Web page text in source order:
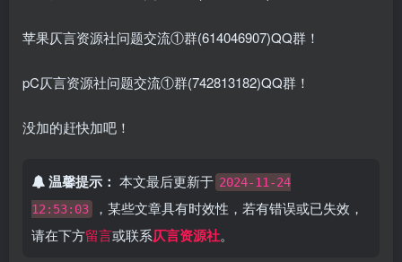
苹果仄言资源社问题交流①群(614046907)QQ群！
pC仄言资源社问题交流①群(742813182)QQ群！
没加的赶快加吧！
温馨提示： 本文最后更新于 2024-11-24
12:53:03
，某些文章具有时效性，若有错误或已失效，
请在下方留言或联系仄言资源社。